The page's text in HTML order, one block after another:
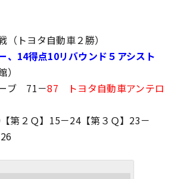
トヨタ自動車２勝）
、14得点10リバウンド５アシスト
ブ 71－87 トヨタ自動車アンテロ
第２Ｑ】15－24【第３Ｑ】23－